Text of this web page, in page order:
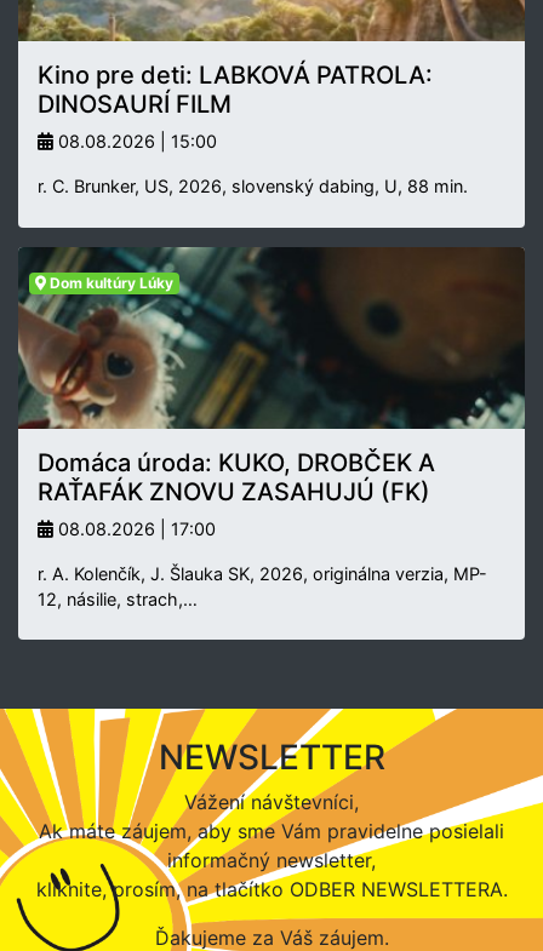
Kino pre deti: LABKOVÁ PATROLA:
DINOSAURÍ FILM
08.08.2026 | 15:00
r. C. Brunker, US, 2026, slovenský dabing, U, 88 min.
Dom kultúry Lúky
Domáca úroda: KUKO, DROBČEK A
RAŤAFÁK ZNOVU ZASAHUJÚ (FK)
08.08.2026 | 17:00
r. A. Kolenčík, J. Šlauka SK, 2026, originálna verzia, MP-
12, násilie, strach,…
NEWSLETTER
Vážení návštevníci,
Ak máte záujem, aby sme Vám pravidelne posielali
informačný newsletter,
kliknite, prosím, na tlačítko ODBER NEWSLETTERA.
Ďakujeme za Váš záujem.